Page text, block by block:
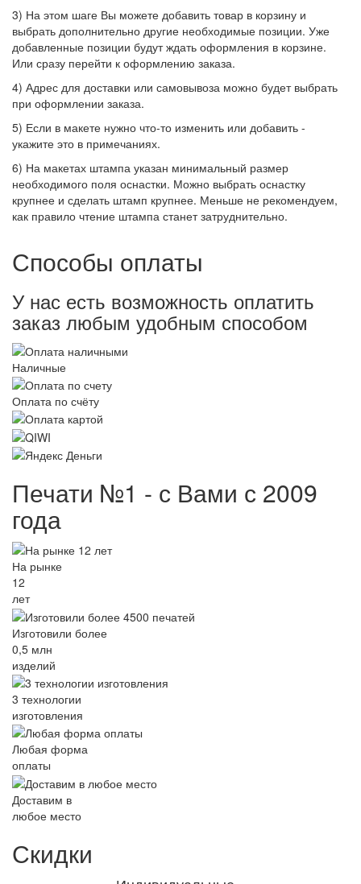
3) На этом шаге Вы можете добавить товар в корзину и
выбрать дополнительно другие необходимые позиции. Уже
добавленные позиции будут ждать оформления в корзине.
Или сразу перейти к оформлению заказа.
4) Адрес для доставки или самовывоза можно будет выбрать
при оформлении заказа.
5) Если в макете нужно что-то изменить или добавить -
укажите это в примечаниях.
6) На макетах штампа указан минимальный размер
необходимого поля оснастки. Можно выбрать оснастку
крупнее и сделать штамп крупнее. Меньше не рекомендуем,
как правило чтение штампа станет затруднительно.
Способы оплаты
У нас есть возможность оплатить
заказ любым удобным способом
Наличные
Оплата по счёту
Печати №1 - с Вами с 2009
года
На рынке
12
лет
Изготовили более
0,5 млн
изделий
3 технологии
изготовления
Любая форма
оплаты
Доставим в
любое место
Скидки